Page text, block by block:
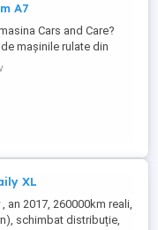
A7
Cars and Care?
mașinile rulate din
vine direct din
Lease — parte a
Autobinck, cu peste
XL
an 2017, 260000km reali,
schimbat distribuție,